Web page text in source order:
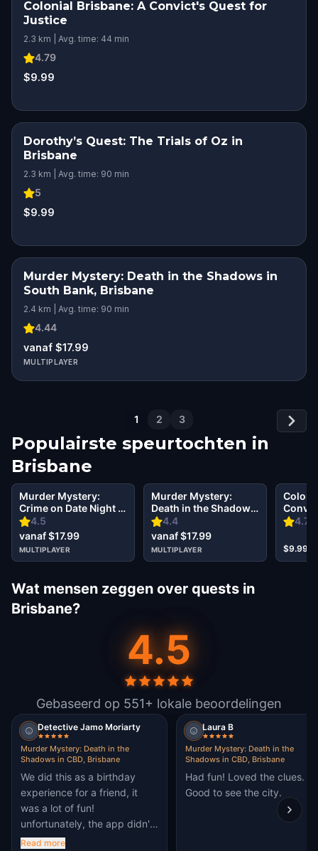
Colonial Brisbane: A Convict's Quest for
Justice
2.3 km | Avg. time: 44 min
4.79
$9.99
Dorothy’s Quest: The Trials of Oz in
Brisbane
2.3 km | Avg. time: 90 min
5
$9.99
Murder Mystery: Death in the Shadows in
South Bank, Brisbane
2.4 km | Avg. time: 90 min
4.44
vanaf $17.99
MULTIPLAYER
1 2 3
Populairste speurtochten in
Brisbane
4.5
Murder Mystery:
Crime on Date Night in
Brisbane
vanaf $17.99
MULTIPLAYER
4.4
Murder Mystery:
Death in the Shadows
in CBD, Brisbane
vanaf $17.99
MULTIPLAYER
4.79
$9.99
Wat mensen zeggen over quests in
Brisbane?
4.5
Gebaseerd op 551+ lokale beoordelingen
Detective Jamo Moriarty
Murder Mystery: Death in the
Shadows in CBD, Brisbane
We did this as a birthday
experience for a friend, it
was a lot of fun!
unfortunately, the app didn't
work for everyone, but we
Read more
Laura B
Murder Mystery: Death in the
Shadows in CBD, Brisbane
Had fun! Loved the clues.
Good to see the city.